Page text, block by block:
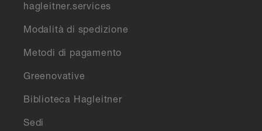
hagleitner.services
Modalità di spedizione
Metodi di pagamento
Greenovative
Biblioteca Hagleitner
Sedi